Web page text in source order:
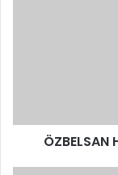
ÖZBELSAN